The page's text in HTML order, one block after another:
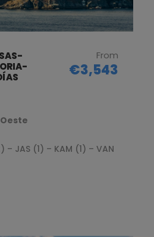
From
€3,543
– JAS (1) – KAM (1) – VAN